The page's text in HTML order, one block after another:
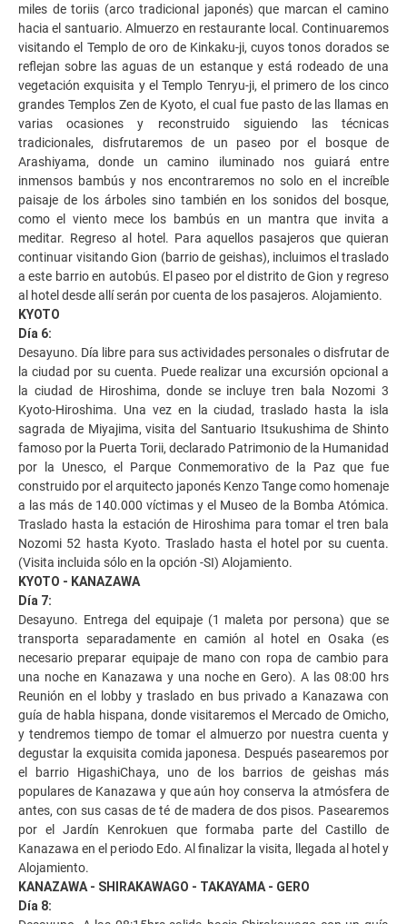
miles de toriis (arco tradicional japonés) que marcan el camino
hacia el santuario. Almuerzo en restaurante local. Continuaremos
visitando el Templo de oro de Kinkaku-ji, cuyos tonos dorados se
reflejan sobre las aguas de un estanque y está rodeado de una
vegetación exquisita y el Templo Tenryu-ji, el primero de los cinco
grandes Templos Zen de Kyoto, el cual fue pasto de las llamas en
varias ocasiones y reconstruido siguiendo las técnicas
tradicionales, disfrutaremos de un paseo por el bosque de
Arashiyama, donde un camino iluminado nos guiará entre
inmensos bambús y nos encontraremos no solo en el increíble
paisaje de los árboles sino también en los sonidos del bosque,
como el viento mece los bambús en un mantra que invita a
meditar. Regreso al hotel. Para aquellos pasajeros que quieran
continuar visitando Gion (barrio de geishas), incluimos el traslado
a este barrio en autobús. El paseo por el distrito de Gion y regreso
al hotel desde allí serán por cuenta de los pasajeros. Alojamiento.
KYOTO
Día 6:
Desayuno. Día libre para sus actividades personales o disfrutar de
la ciudad por su cuenta. Puede realizar una excursión opcional a
la ciudad de Hiroshima, donde se incluye tren bala Nozomi 3
Kyoto-Hiroshima. Una vez en la ciudad, traslado hasta la isla
sagrada de Miyajima, visita del Santuario Itsukushima de Shinto
famoso por la Puerta Torii, declarado Patrimonio de la Humanidad
por la Unesco, el Parque Conmemorativo de la Paz que fue
construido por el arquitecto japonés Kenzo Tange como homenaje
a las más de 140.000 víctimas y el Museo de la Bomba Atómica.
Traslado hasta la estación de Hiroshima para tomar el tren bala
Nozomi 52 hasta Kyoto. Traslado hasta el hotel por su cuenta.
(Visita incluida sólo en la opción -SI) Alojamiento.
KYOTO - KANAZAWA
Día 7:
Desayuno. Entrega del equipaje (1 maleta por persona) que se
transporta separadamente en camión al hotel en Osaka (es
necesario preparar equipaje de mano con ropa de cambio para
una noche en Kanazawa y una noche en Gero). A las 08:00 hrs
Reunión en el lobby y traslado en bus privado a Kanazawa con
guía de habla hispana, donde visitaremos el Mercado de Omicho,
y tendremos tiempo de tomar el almuerzo por nuestra cuenta y
degustar la exquisita comida japonesa. Después pasearemos por
el barrio HigashiChaya, uno de los barrios de geishas más
populares de Kanazawa y que aún hoy conserva la atmósfera de
antes, con sus casas de té de madera de dos pisos. Pasearemos
por el Jardín Kenrokuen que formaba parte del Castillo de
Kanazawa en el periodo Edo. Al finalizar la visita, llegada al hotel y
Alojamiento.
KANAZAWA - SHIRAKAWAGO - TAKAYAMA - GERO
Día 8: